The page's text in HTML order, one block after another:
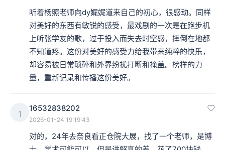
听着杨照老师向dy娓娓道来自己的初心，很感动。同样
对美好的东西有敏锐的感受，最戏剧的一次是在跑步机
上听张学友的歌，过于投入而失去时空感，摔倒在地都
不知道疼。这份对美好的感受力给我带来纯粹的快乐，
却容易被日常琐碎和外界纷扰打断和掩盖。榜样的力
量，重新记录和传播这份美好。
1
16532838202
2026-01-24 19:19:43
对的，24年去奈良看正仓院大展，找了一个老师，是博